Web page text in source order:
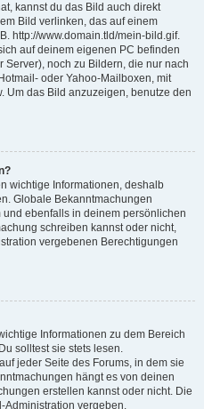
kannst du das Bild auch direkt
Bild verlinken, das auf einem
http://www.domain.tld/mein-bild.gif.
auf deinem eigenen PC befinden
noch zu Bildern, die nur nach
oder Yahoo-Mailboxen, mit
Um das Bild anzuzeigen, benutze den
wichtige Informationen, deshalb
Globale Bekanntmachungen
ebenfalls in deinem persönlichen
schreiben kannst oder nicht,
vergebenen Berechtigungen
Informationen zu dem Bereich
solltest sie stets lesen.
jeder Seite des Forums, in dem sie
hängt es von deinen
erstellen kannst oder nicht. Die
Administration vergeben.